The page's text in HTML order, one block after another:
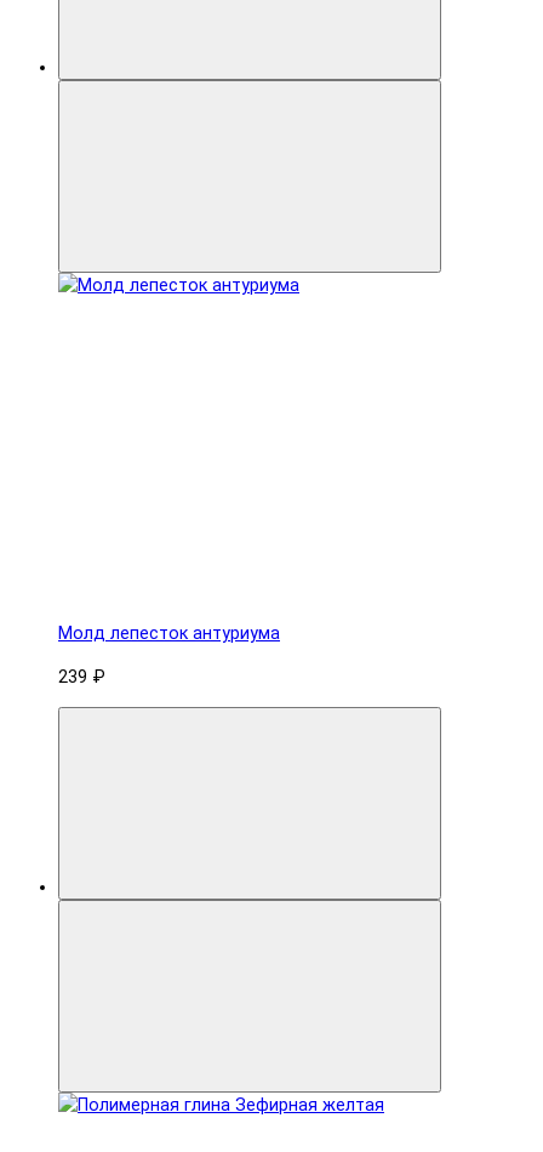
Молд лепесток антуриума
239 ₽